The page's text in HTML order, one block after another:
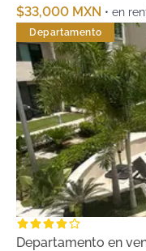
$33,000 MXN • en
Departamento
Departamento en